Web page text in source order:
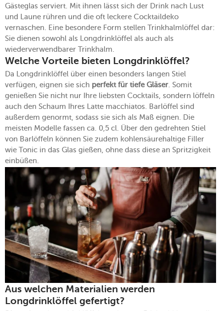
Gästeglas serviert. Mit ihnen lässt sich der Drink nach Lust
und Laune rühren und die oft leckere Cocktaildeko
vernaschen. Eine besondere Form stellen Trinkhalmlöffel dar:
Sie dienen sowohl als Longdrinklöffel als auch als
wiederverwendbarer Trinkhalm.
Welche Vorteile bieten Longdrinklöffel?
Da Longdrinklöffel über einen besonders langen Stiel
verfügen, eignen sie sich perfekt für tiefe Gläser. Somit
genießen Sie nicht nur Ihre liebsten Cocktails, sondern löffeln
auch den Schaum Ihres Latte macchiatos. Barlöffel sind
außerdem genormt, sodass sie sich als Maß eignen. Die
meisten Modelle fassen ca. 0,5 cl. Über den gedrehten Stiel
von Barlöffeln können Sie zudem kohlensäurehaltige Filler
wie Tonic in das Glas gießen, ohne dass diese an Spritzigkeit
einbüßen.
Aus welchen Materialien werden
Longdrinklöffel gefertigt?